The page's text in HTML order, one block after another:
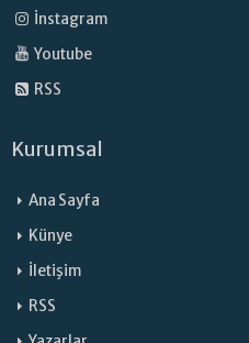
İnstagram
Youtube
RSS
Kurumsal
Ana Sayfa
Künye
İletişim
RSS